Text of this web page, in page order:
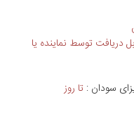
دریافت توسط نماینده یا
سودان : تا روز